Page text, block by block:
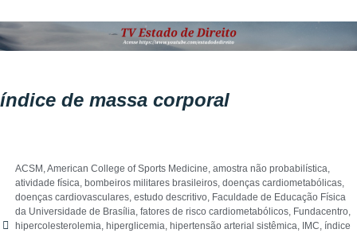
índice de massa corporal
ACSM ,American College of Sports Medicine, amostra não probabilística,
atividade física, bombeiros militares brasileiros, doenças cardiometabólicas,
doenças cardiovasculares, estudo descritivo, Faculdade de Educação Física
da Universidade de Brasília, fatores de risco cardiometabólicos, Fundacentro,
hipercolesterolemia, hiperglicemia, hipertensão arterial sistêmica, IMC, índice